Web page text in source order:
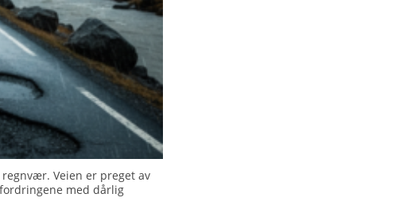
Veien er preget av
med dårlig